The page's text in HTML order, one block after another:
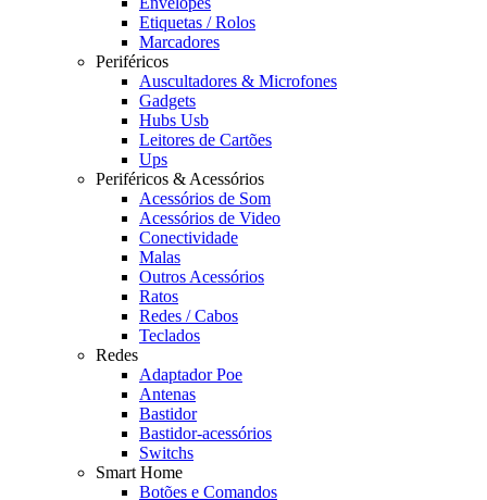
Etiquetas / Rolos
Marcadores
Periféricos
Auscultadores & Microfones
Gadgets
Hubs Usb
Leitores de Cartões
Ups
Periféricos & Acessórios
Acessórios de Som
Acessórios de Video
Conectividade
Malas
Outros Acessórios
Ratos
Redes / Cabos
Teclados
Redes
Adaptador Poe
Antenas
Bastidor
Bastidor-acessórios
Switchs
Smart Home
Botões e Comandos